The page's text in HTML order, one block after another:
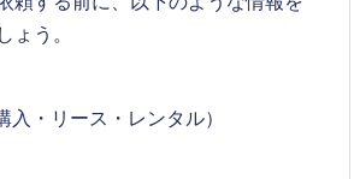
ょう。
入・リース・レンタル）